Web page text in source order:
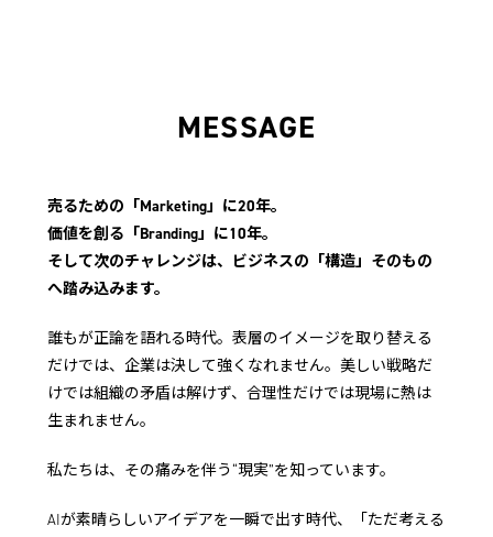
MESSAGE
売るための「Marketing」に20年。
価値を創る「Branding」に10年。
そして次のチャレンジは、ビジネスの「構造」そのもの
へ踏み込みます。
誰もが正論を語れる時代。 表層のイメージを取り替える
だけでは、企業は決して強くなれません。 美しい戦略だ
けでは組織の矛盾は解けず、合理性だけでは現場に熱は
生まれません。
私たちは、その痛みを伴う“現実”を知っています。
AIが素晴らしいアイデアを一瞬で出す時代、「ただ考える